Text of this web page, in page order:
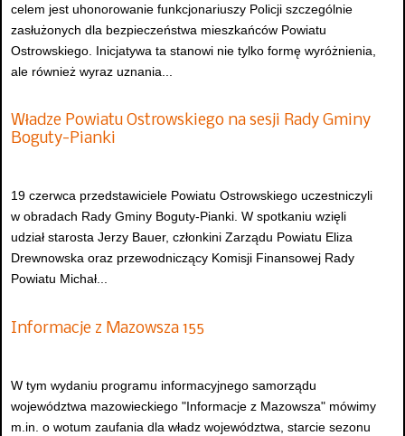
celem jest uhonorowanie funkcjonariuszy Policji szczególnie
zasłużonych dla bezpieczeństwa mieszkańców Powiatu
Ostrowskiego. Inicjatywa ta stanowi nie tylko formę wyróżnienia,
ale również wyraz uznania...
Władze Powiatu Ostrowskiego na sesji Rady Gminy
Boguty-Pianki
19 czerwca przedstawiciele Powiatu Ostrowskiego uczestniczyli
w obradach Rady Gminy Boguty-Pianki. W spotkaniu wzięli
udział starosta Jerzy Bauer, członkini Zarządu Powiatu Eliza
Drewnowska oraz przewodniczący Komisji Finansowej Rady
Powiatu Michał...
Informacje z Mazowsza 155
W tym wydaniu programu informacyjnego samorządu
województwa mazowieckiego "Informacje z Mazowsza" mówimy
m.in. o wotum zaufania dla władz województwa, starcie sezonu